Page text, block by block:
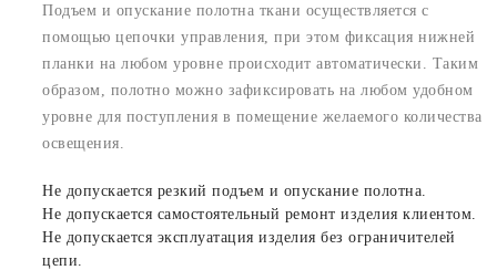
Подъем и опускание полотна ткани осуществляется с
помощью цепочки управления, при этом фиксация нижней
планки на любом уровне происходит автоматически. Таким
образом, полотно можно зафиксировать на любом удобном
уровне для поступления в помещение желаемого количества
освещения.
Не допускается резкий подъем и опускание полотна.
Не допускается самостоятельный ремонт изделия клиентом.
Не допускается эксплуатация изделия без ограничителей
цепи.